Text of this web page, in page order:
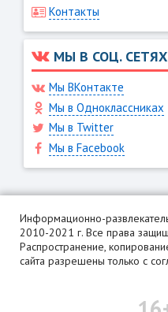
Контакты
МЫ В СОЦ. СЕТЯХ
Мы ВКонтакте
Мы в Одноклассниках
Мы в Twitter
Мы в Facebook
Информационно-
2010-2021 г. Все права
Распространение,
сайта разрешены только с